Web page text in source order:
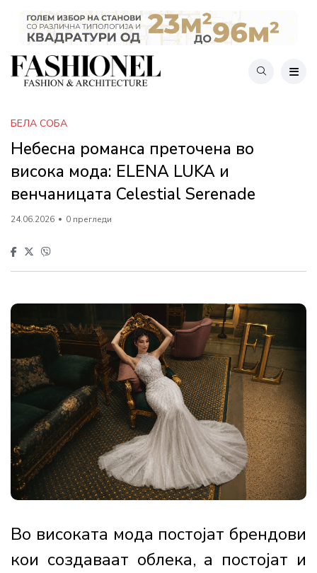
БЕЛА СОБА
Небесна романса преточена во
висока мода: ELENA LUKA и
венчаницата Celestial Serenade
24.06.2026 0 прегледи
Во високата мода постојат брендови
кои создаваат облека, а постојат и